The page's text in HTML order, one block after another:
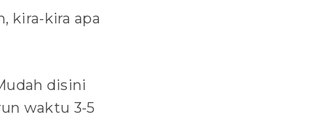
kira-kira apa
disini
waktu 3-5